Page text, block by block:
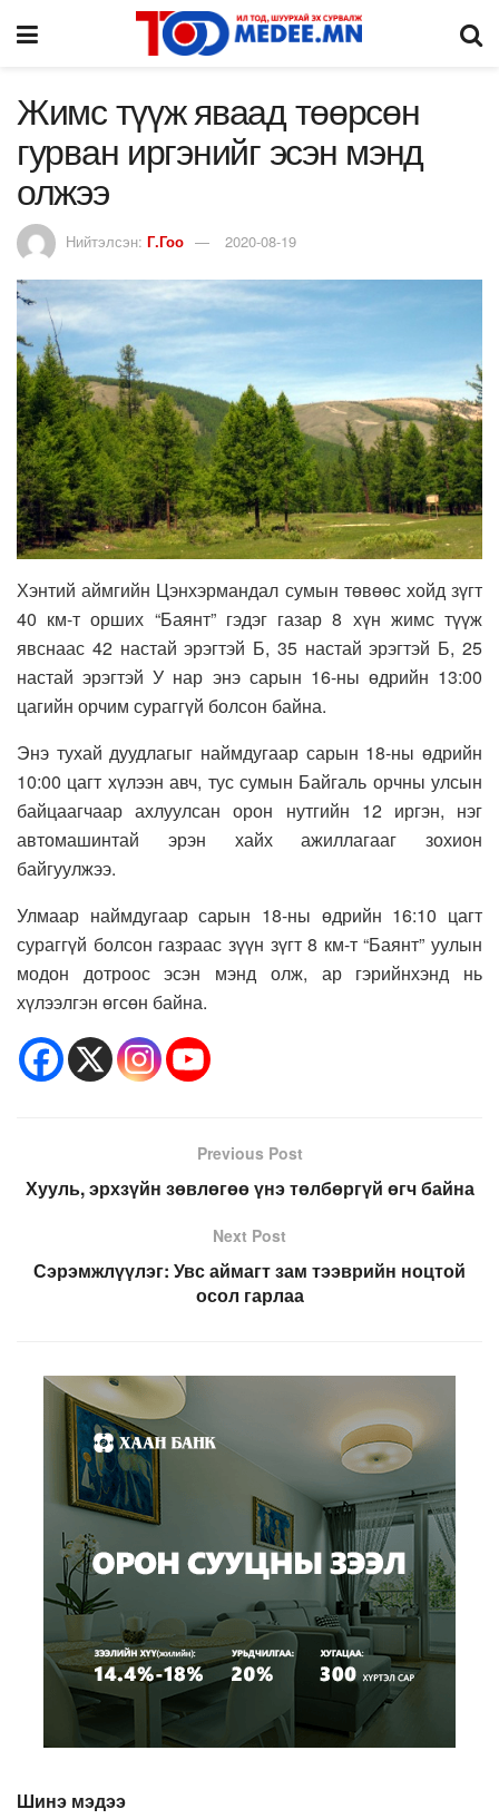
Жимс түүж яваад төөрсөн
гурван иргэнийг эсэн мэнд
олжээ
Нийтэлсэн: Г.Гоо 2020-08-19
Хэнтий аймгийн Цэнхэрмандал сумын төвөөс хойд зүгт
40 км-т орших “Баянт” гэдэг газар 8 хүн жимс түүж
явснаас 42 настай эрэгтэй Б, 35 настай эрэгтэй Б, 25
настай эрэгтэй У нар энэ сарын 16-ны өдрийн 13:00
цагийн орчим сураггүй болсон байна.
Энэ тухай дуудлагыг наймдугаар сарын 18-ны өдрийн
10:00 цагт хүлээн авч, тус сумын Байгаль орчны улсын
байцаагчаар ахлуулсан орон нутгийн 12 иргэн, нэг
автомашинтай эрэн хайх ажиллагааг зохион
байгуулжээ.
Улмаар наймдугаар сарын 18-ны өдрийн 16:10 цагт
сураггүй болсон газраас зүүн зүгт 8 км-т “Баянт” уулын
модон дотроос эсэн мэнд олж, ар гэрийнхэнд нь
хүлээлгэн өгсөн байна.
Previous Post
Хууль, эрхзүйн зөвлөгөө үнэ төлбөргүй өгч байна
Next Post
Сэрэмжлүүлэг: Увс аймагт зам тээврийн ноцтой
осол гарлаа
Шинэ мэдээ